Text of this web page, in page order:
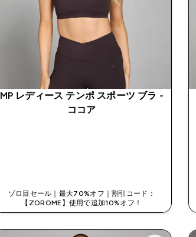
MP レディース テンポ スポーツ ブラ -
ココア
ゾロ目セール｜最大70%オフ｜割引コード：
【ZOROME】使用で追加10%オフ！